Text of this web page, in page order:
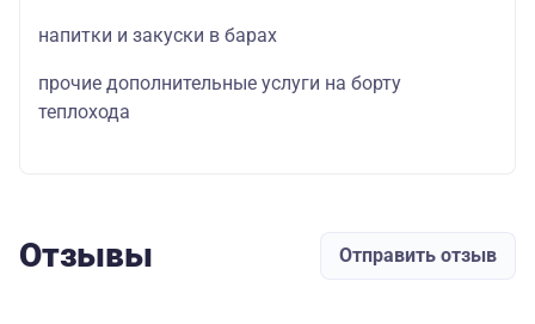
напитки и закуски в барах
прочие дополнительные услуги на борту
теплохода
Отзывы Отправить отзыв